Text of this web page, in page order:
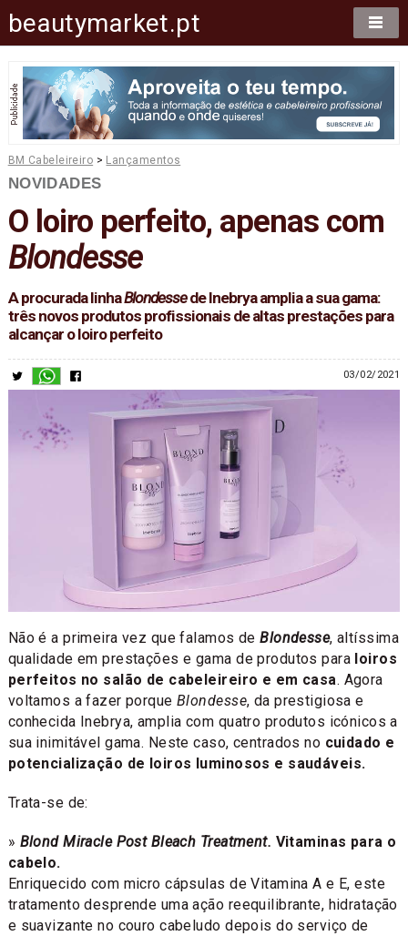
beautymarket.pt
BM Cabeleireiro > Lançamentos
NOVIDADES
O loiro perfeito, apenas com
Blondesse
A procurada linhaBlondessede Inebrya amplia a sua gama:
três novos produtos profissionais de altas prestações para
alcançar o loiro perfeito
03/02/2021
Não é a primeira vez que falamos deBlondesse, altíssima
qualidade em prestações e gama de produtos para loiros
perfeitos no salão de cabeleireiro e em casa. Agora
voltamos a fazer porqueBlondesse, da prestigiosa e
conhecida Inebrya, amplia com quatro produtos icónicos a
sua inimitável gama. Neste caso, centrados no cuidado e
potencialização de loiros luminosos e saudáveis.
Trata-se de:
» Blond Miracle Post Bleach Treatment. Vitaminas para o
cabelo.
Enriquecido com micro cápsulas de Vitamina A e E, este
tratamento desprende uma ação reequilibrante, hidratação
e suavizante no couro cabeludo depois do serviço de